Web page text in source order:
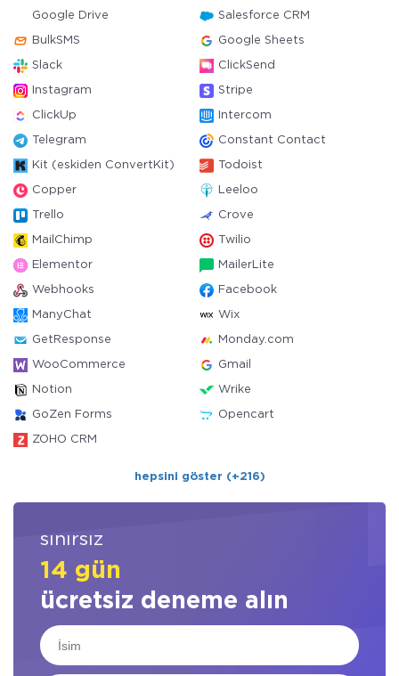
Google Drive Salesforce CRM
BulkSMS Google Sheets
Slack ClickSend
Instagram Stripe
ClickUp Intercom
Telegram Constant Contact
Kit (eskiden ConvertKit) Todoist
Copper Leeloo
Trello Crove
MailChimp Twilio
Elementor MailerLite
Webhooks Facebook
ManyChat Wix
GetResponse Monday.com
WooCommerce Gmail
Notion Wrike
GoZen Forms Opencart
ZOHO CRM
hepsini göster (+216)
sınırsız
14 gün
ücretsiz deneme alın